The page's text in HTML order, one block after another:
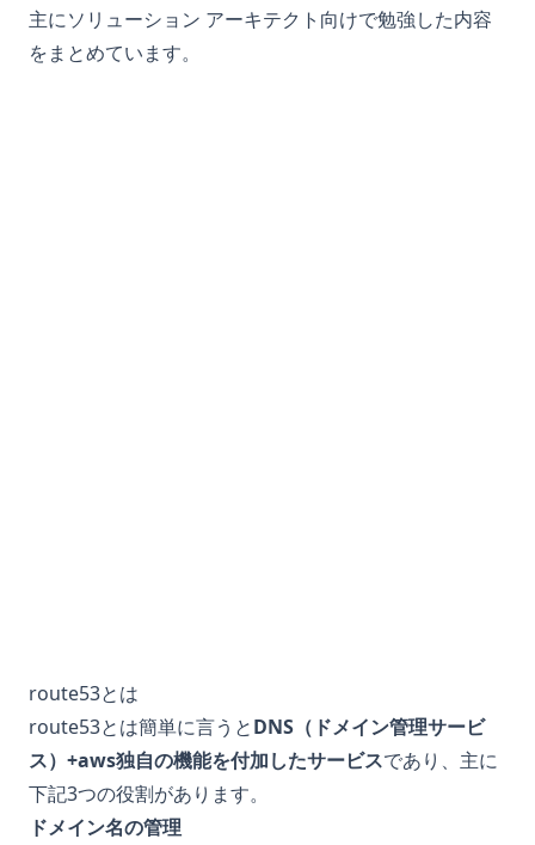
主にソリューション アーキテクト向けで勉強した内容
をまとめています。
route53とは
route53とは簡単に言うとDNS（ドメイン管理サービ
ス）+aws独自の機能を付加したサービスであり、主に
下記3つの役割があります。
ドメイン名の管理